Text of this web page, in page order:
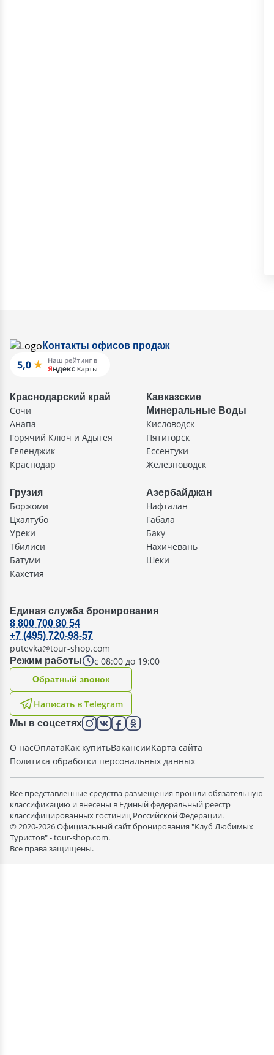
Контакты офисов продаж
Краснодарский край
Сочи
Анапа
Горячий Ключ и Адыгея
Геленджик
Краснодар
Кавказские
Минеральные Воды
Кисловодск
Пятигорск
Ессентуки
Железноводск
Грузия
Боржоми
Цхалтубо
Уреки
Тбилиси
Батуми
Кахетия
Азербайджан
Нафталан
Габала
Баку
Нахичевань
Шеки
Единая служба бронирования
Режим работы с 08:00 до 19:00
8 800 700 80 54
+7 (495) 720-98-57
putevka@tour-shop.com
Написать в Telegram
Oбратный звонок
Мы в соцсетях
О насОплатаКак купитьВакансииКарта сайта
Политика обработки персональных данных
Все представленные средства размещения прошли обязательную
классификацию и внесены в Единый федеральный реестр
классифицированных гостиниц Российской Федерации.
© 2020-2026 Официальный сайт бронирования "Клуб Любимых
Туристов" - tour-shop.com.
Все права защищены.